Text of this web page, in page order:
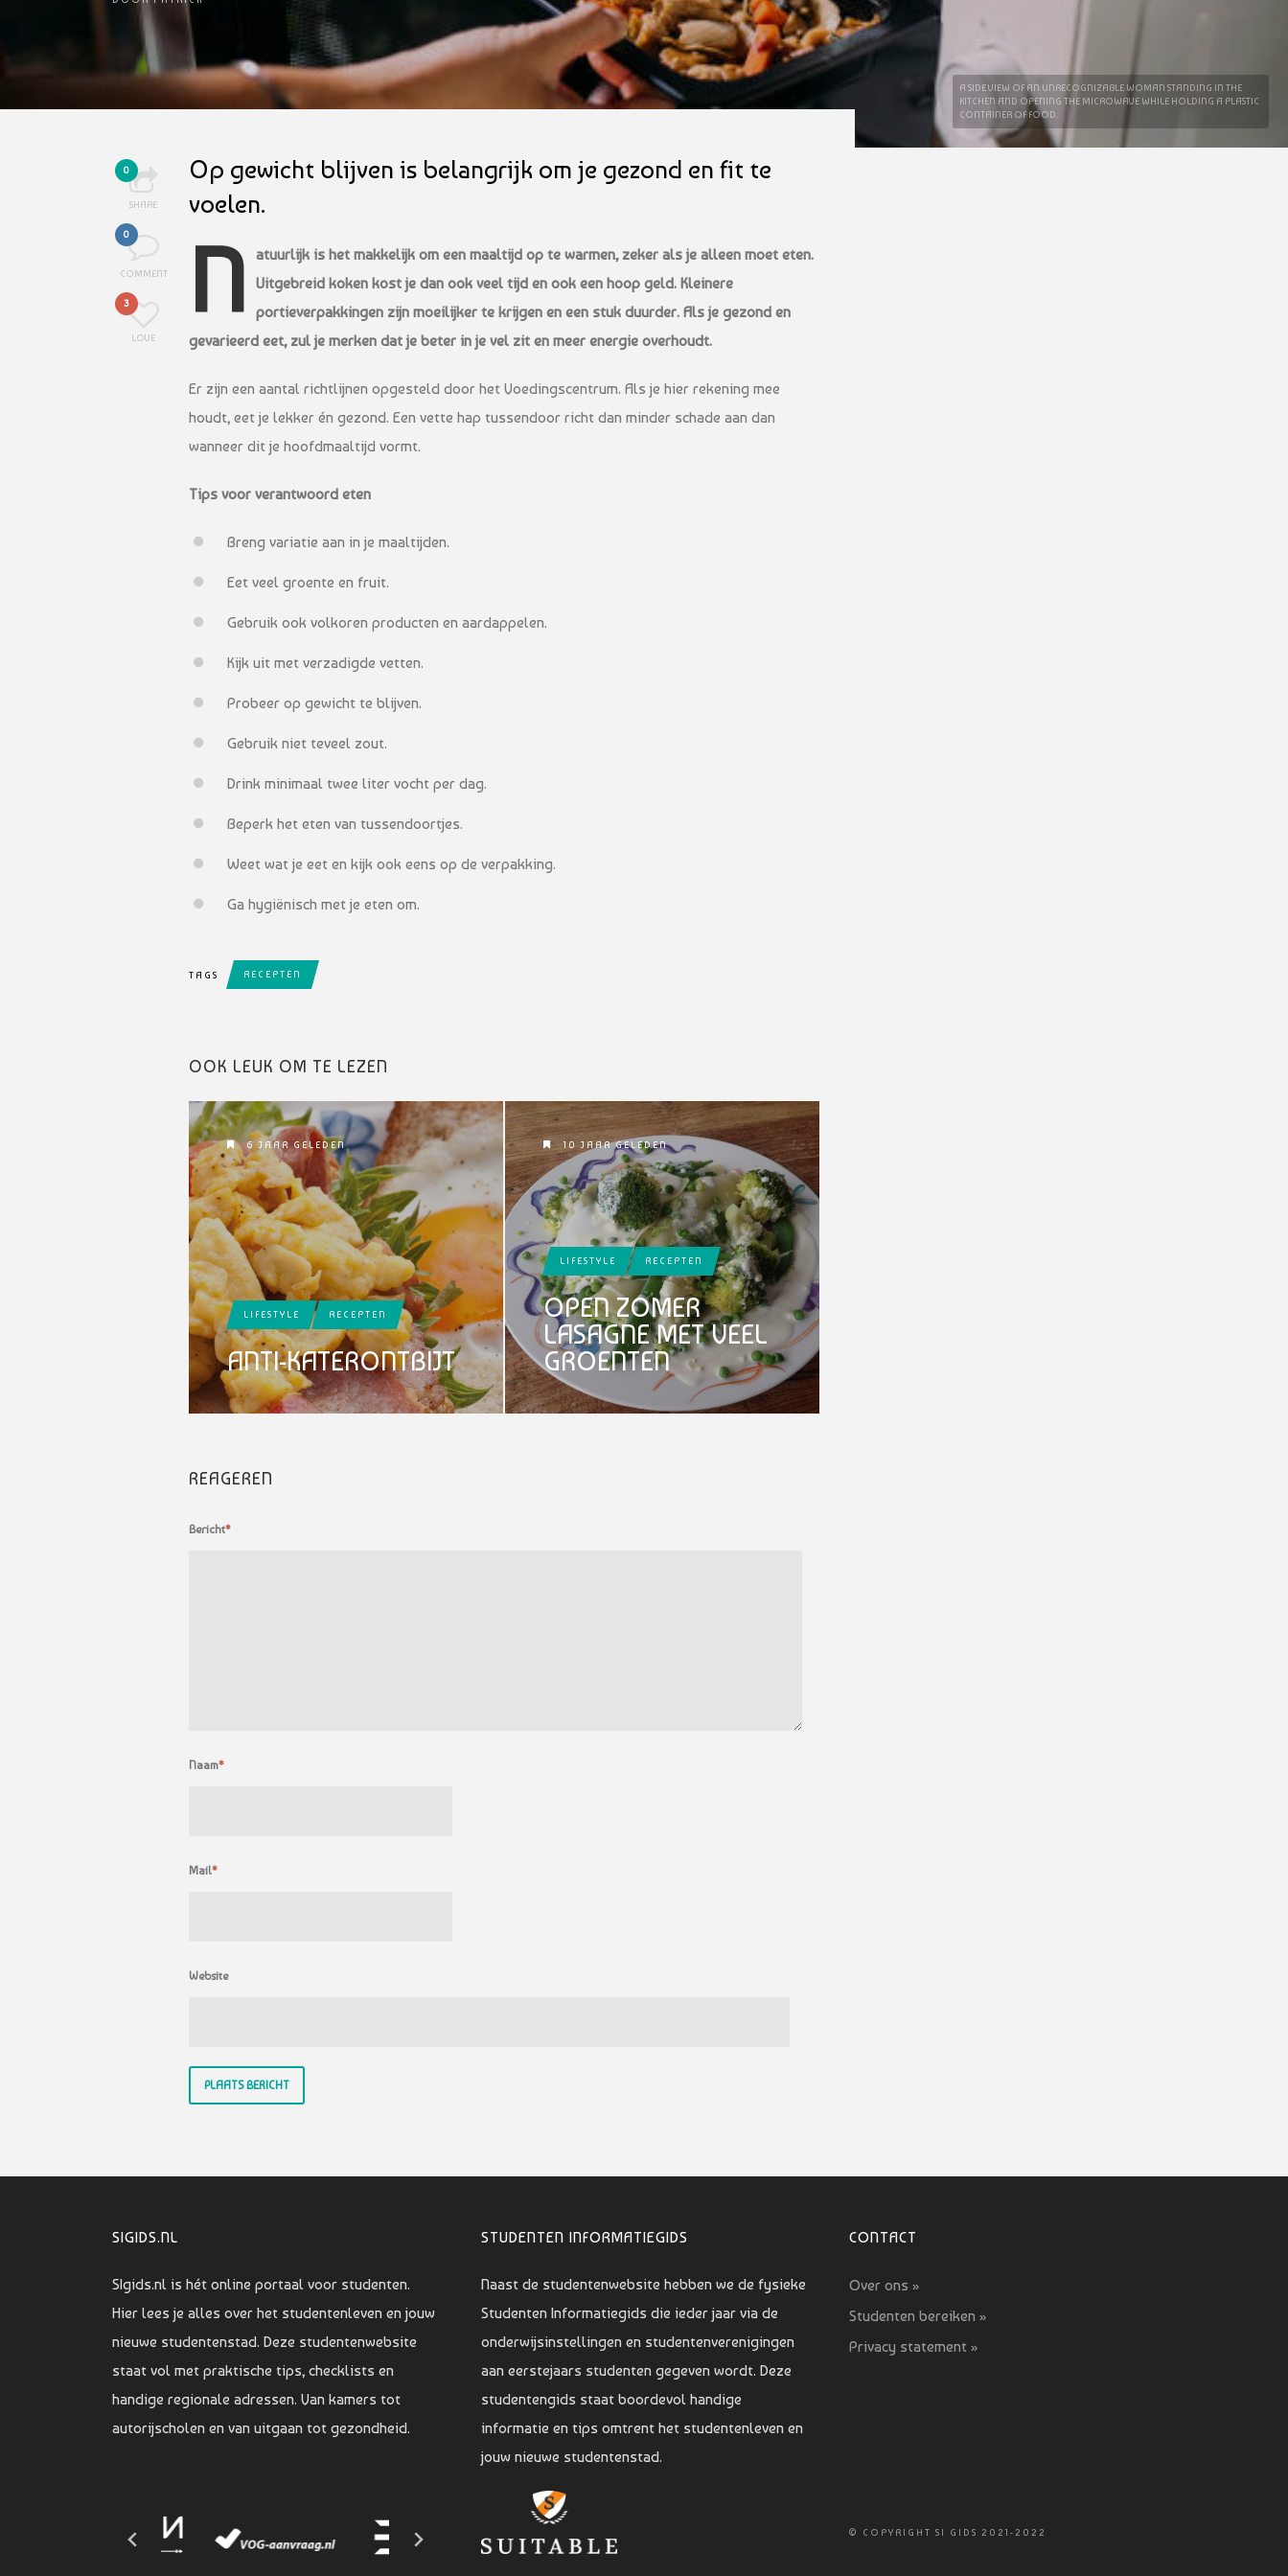
A SIDE VIEW OF AN UNRECOGNIZABLE WOMAN STANDING IN THE
KITCHEN AND OPENING THE MICROWAVE WHILE HOLDING A PLASTIC
CONTAINER OF FOOD.
0
SHARE
0
COMMENT
3
LOVE
Op gewicht blijven is belangrijk om je gezond en fit te
voelen.
N
atuurlijk is het makkelijk om een maaltijd op te warmen, zeker als je alleen moet eten.
Uitgebreid koken kost je dan ook veel tijd en ook een hoop geld. Kleinere
portieverpakkingen zijn moeilijker te krijgen en een stuk duurder. Als je gezond en
gevarieerd eet, zul je merken dat je beter in je vel zit en meer energie overhoudt.
Er zijn een aantal richtlijnen opgesteld door het Voedingscentrum. Als je hier rekening mee
houdt, eet je lekker én gezond. Een vette hap tussendoor richt dan minder schade aan dan
wanneer dit je hoofdmaaltijd vormt.
Tips voor verantwoord eten
Breng variatie aan in je maaltijden.
Eet veel groente en fruit.
Gebruik ook volkoren producten en aardappelen.
Kijk uit met verzadigde vetten.
Probeer op gewicht te blijven.
Gebruik niet teveel zout.
Drink minimaal twee liter vocht per dag.
Beperk het eten van tussendoortjes.
Weet wat je eet en kijk ook eens op de verpakking.
Ga hygiënisch met je eten om.
TAGS RECEPTEN
OOK LEUK OM TE LEZEN
6 JAAR GELEDEN
LIFESTYLE RECEPTEN
ANTI-KATERONTBIJT
10 JAAR GELEDEN
LIFESTYLE RECEPTEN
OPEN ZOMER
LASAGNE MET VEEL
GROENTEN
REAGEREN
Bericht*
Naam*
Mail*
Website
SIGIDS.NL
SIgids.nl is hét online portaal voor studenten.
Hier lees je alles over het studentenleven en jouw
nieuwe studentenstad. Deze studentenwebsite
staat vol met praktische tips, checklists en
handige regionale adressen. Van kamers tot
autorijscholen en van uitgaan tot gezondheid.
STUDENTEN INFORMATIEGIDS
Naast de studentenwebsite hebben we de fysieke
Studenten Informatiegids die ieder jaar via de
onderwijsinstellingen en studentenverenigingen
aan eerstejaars studenten gegeven wordt. Deze
studentengids staat boordevol handige
informatie en tips omtrent het studentenleven en
jouw nieuwe studentenstad.
CONTACT
Over ons »
Studenten bereiken »
Privacy statement »
© COPYRIGHT SI GIDS 2021-2022